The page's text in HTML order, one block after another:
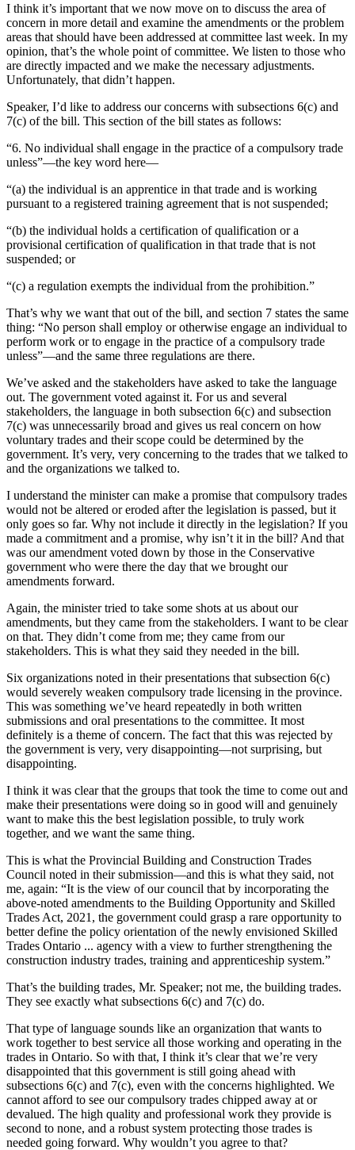
I think it’s important that we now move on to discuss the area of
concern in more detail and examine the amendments or the problem
areas that should have been addressed at committee last week. In my
opinion, that’s the whole point of committee. We listen to those who
are directly impacted and we make the necessary adjustments.
Unfortunately, that didn’t happen.
Speaker, I’d like to address our concerns with subsections 6(c) and
7(c) of the bill. This section of the bill states as follows:
“6. No individual shall engage in the practice of a compulsory trade
unless”—the key word here—
“(a) the individual is an apprentice in that trade and is working
pursuant to a registered training agreement that is not suspended;
“(b) the individual holds a certification of qualification or a
provisional certification of qualification in that trade that is not
suspended; or
“(c) a regulation exempts the individual from the prohibition.”
That’s why we want that out of the bill, and section 7 states the same
thing: “No person shall employ or otherwise engage an individual to
perform work or to engage in the practice of a compulsory trade
unless”—and the same three regulations are there.
We’ve asked and the stakeholders have asked to take the language
out. The government voted against it. For us and several
stakeholders, the language in both subsection 6(c) and subsection
7(c) was unnecessarily broad and gives us real concern on how
voluntary trades and their scope could be determined by the
government. It’s very, very concerning to the trades that we talked to
and the organizations we talked to.
I understand the minister can make a promise that compulsory trades
would not be altered or eroded after the legislation is passed, but it
only goes so far. Why not include it directly in the legislation? If you
made a commitment and a promise, why isn’t it in the bill? And that
was our amendment voted down by those in the Conservative
government who were there the day that we brought our
amendments forward.
Again, the minister tried to take some shots at us about our
amendments, but they came from the stakeholders. I want to be clear
on that. They didn’t come from me; they came from our
stakeholders. This is what they said they needed in the bill.
Six organizations noted in their presentations that subsection 6(c)
would severely weaken compulsory trade licensing in the province.
This was something we’ve heard repeatedly in both written
submissions and oral presentations to the committee. It most
definitely is a theme of concern. The fact that this was rejected by
the government is very, very disappointing—not surprising, but
disappointing.
I think it was clear that the groups that took the time to come out and
make their presentations were doing so in good will and genuinely
want to make this the best legislation possible, to truly work
together, and we want the same thing.
This is what the Provincial Building and Construction Trades
Council noted in their submission—and this is what they said, not
me, again: “It is the view of our council that by incorporating the
above-noted amendments to the Building Opportunity and Skilled
Trades Act, 2021, the government could grasp a rare opportunity to
better define the policy orientation of the newly envisioned Skilled
Trades Ontario ... agency with a view to further strengthening the
construction industry trades, training and apprenticeship system.”
That’s the building trades, Mr. Speaker; not me, the building trades.
They see exactly what subsections 6(c) and 7(c) do.
That type of language sounds like an organization that wants to
work together to best service all those working and operating in the
trades in Ontario. So with that, I think it’s clear that we’re very
disappointed that this government is still going ahead with
subsections 6(c) and 7(c), even with the concerns highlighted. We
cannot afford to see our compulsory trades chipped away at or
devalued. The high quality and professional work they provide is
second to none, and a robust system protecting those trades is
needed going forward. Why wouldn’t you agree to that?